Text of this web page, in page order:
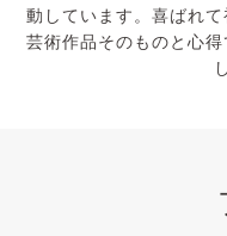
動しています。喜ばれ
芸術作品そのものと心